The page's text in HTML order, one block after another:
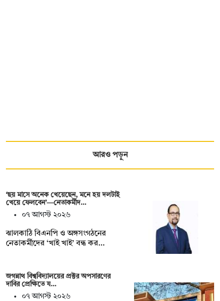
আরও পড়ুন
‘ছয় মাসে অনেক খেয়েছেন, মনে হয় দলটাই
খেয়ে ফেলবেন’—নেতাকর্মীদ…
০৭ আগস্ট ২০২৬
ঝালকাঠি বিএনপি ও অঙ্গসংগঠনের
নেতাকর্মীদের ‘খাই খাই’ বন্ধ কর…
জগন্নাথ বিশ্ববিদ্যালয়ের প্রক্টর অপসারণের
দাবির প্রেক্ষিতে য…
০৭ আগস্ট ২০২৬